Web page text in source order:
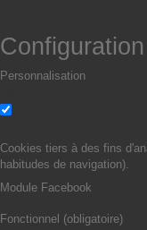
Personnalisation
Cookies tiers à des fins
habitudes de navigation).
Module Facebook
Fonctionnel (obligatoire)